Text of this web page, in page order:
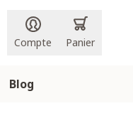
Blog
Compte Panier